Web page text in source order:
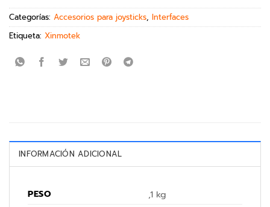
Categorías: Accesorios para joysticks, Interfaces
Etiqueta: Xinmotek
INFORMACIÓN ADICIONAL
PESO
,1 kg